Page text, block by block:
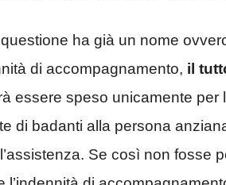
ha già un nome
di accompagnamento, il
essere speso unicamente
di badanti alla persona
Se così non fosse